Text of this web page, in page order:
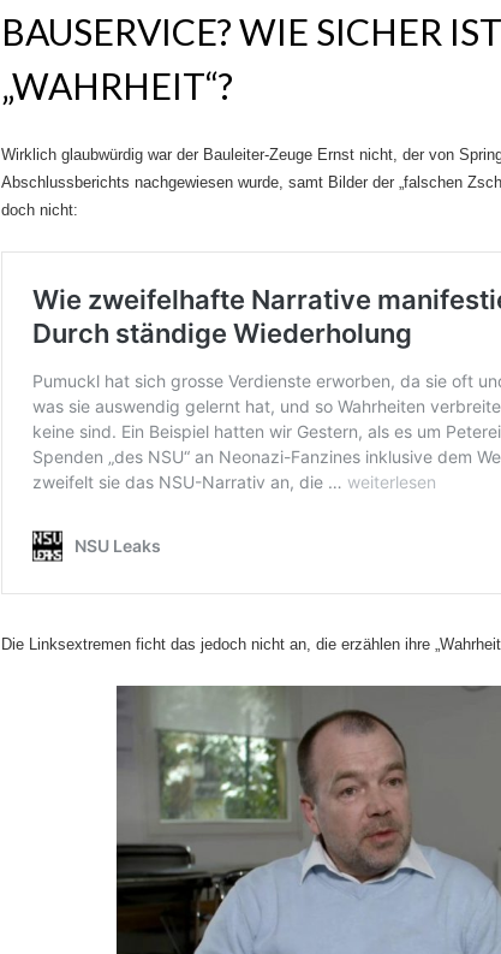
BAUSERVICE? WIE SICHER
„WAHRHEIT“?
Wirklich glaubwürdig war der Bauleiter-Zeuge Ernst nicht, der von
Abschlussberichts nachgewiesen wurde, samt Bilder der „falschen
doch nicht:
Die Linksextremen ficht das jedoch nicht an, die erzählen ihre